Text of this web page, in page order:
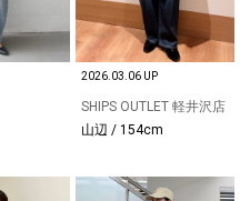
2026.03.06 UP
SHIPS OUTLET 軽井沢店
山辺 / 154cm